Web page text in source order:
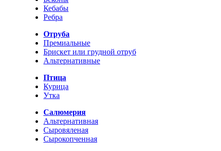
Кебабы
Ребра
Отруба
Премиальные
Брискет или грудной отруб
Альтернативные
Птица
Курица
Утка
Салюмерия
Альтернативная
Сыровяленая
Сырокопченная